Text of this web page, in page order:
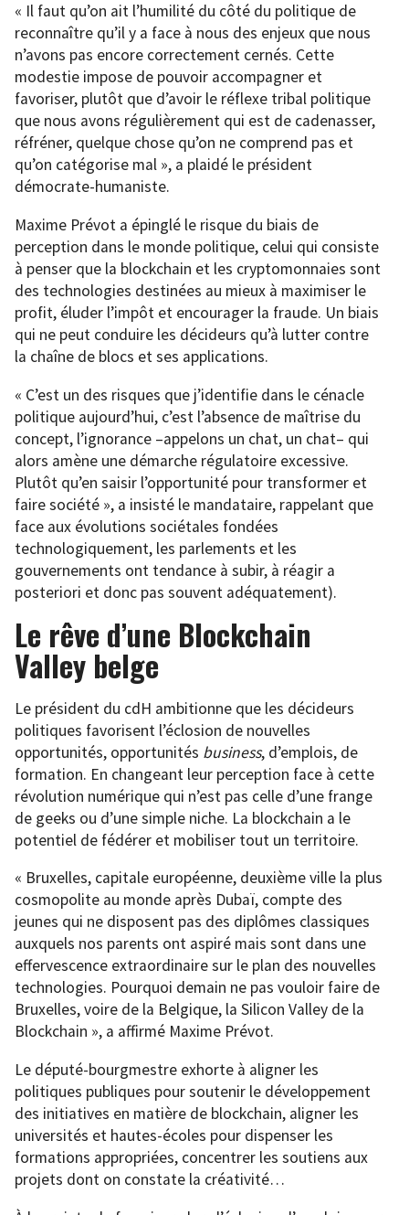
« Il faut qu’on ait l’humilité du côté du politique de
reconnaître qu’il y a face à nous des enjeux que nous
n’avons pas encore correctement cernés. Cette
modestie impose de pouvoir accompagner et
favoriser, plutôt que d’avoir le réflexe tribal politique
que nous avons régulièrement qui est de cadenasser,
réfréner, quelque chose qu’on ne comprend pas et
qu’on catégorise mal », a plaidé le président
démocrate-humaniste.
Maxime Prévot a épinglé le risque du biais de
perception dans le monde politique, celui qui consiste
à penser que la blockchain et les cryptomonnaies sont
des technologies destinées au mieux à maximiser le
profit, éluder l’impôt et encourager la fraude. Un biais
qui ne peut conduire les décideurs qu’à lutter contre
la chaîne de blocs et ses applications.
« C’est un des risques que j’identifie dans le cénacle
politique aujourd’hui, c’est l’absence de maîtrise du
concept, l’ignorance –appelons un chat, un chat– qui
alors amène une démarche régulatoire excessive.
Plutôt qu’en saisir l’opportunité pour transformer et
faire société », a insisté le mandataire, rappelant que
face aux évolutions sociétales fondées
technologiquement, les parlements et les
gouvernements ont tendance à subir, à réagir a
posteriori et donc pas souvent adéquatement).
Le rêve d’une Blockchain
Valley belge
Le président du cdH ambitionne que les décideurs
politiques favorisent l’éclosion de nouvelles
opportunités, opportunités business, d’emplois, de
formation. En changeant leur perception face à cette
révolution numérique qui n’est pas celle d’une frange
de geeks ou d’une simple niche. La blockchain a le
potentiel de fédérer et mobiliser tout un territoire.
« Bruxelles, capitale européenne, deuxième ville la plus
cosmopolite au monde après Dubaï, compte des
jeunes qui ne disposent pas des diplômes classiques
auxquels nos parents ont aspiré mais sont dans une
effervescence extraordinaire sur le plan des nouvelles
technologies. Pourquoi demain ne pas vouloir faire de
Bruxelles, voire de la Belgique, la Silicon Valley de la
Blockchain », a affirmé Maxime Prévot.
Le député-bourgmestre exhorte à aligner les
politiques publiques pour soutenir le développement
des initiatives en matière de blockchain, aligner les
universités et hautes-écoles pour dispenser les
formations appropriées, concentrer les soutiens aux
projets dont on constate la créativité…